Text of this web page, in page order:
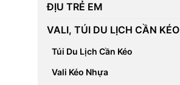
ĐỊU TRẺ EM
VALI, TÚI DU LỊCH CẦN KÉO
Túi Du Lịch Cần Kéo
Vali Kéo Nhựa